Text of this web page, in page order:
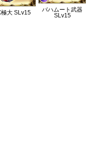
極大 SLv15
バハムート武器
SLv15